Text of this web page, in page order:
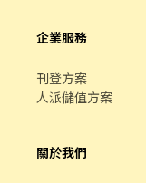
企業服務
刊登方案
人派儲值方案
關於我們